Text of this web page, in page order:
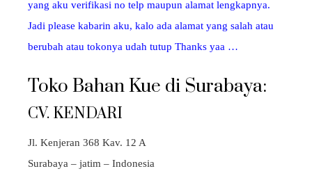
yang aku verifikasi no telp maupun alamat lengkapnya.
Jadi please kabarin aku, kalo ada alamat yang salah atau
berubah atau tokonya udah tutup Thanks yaa …
Toko Bahan Kue di Surabaya:
CV. KENDARI
Jl. Kenjeran 368 Kav. 12 A
Surabaya – jatim – Indonesia